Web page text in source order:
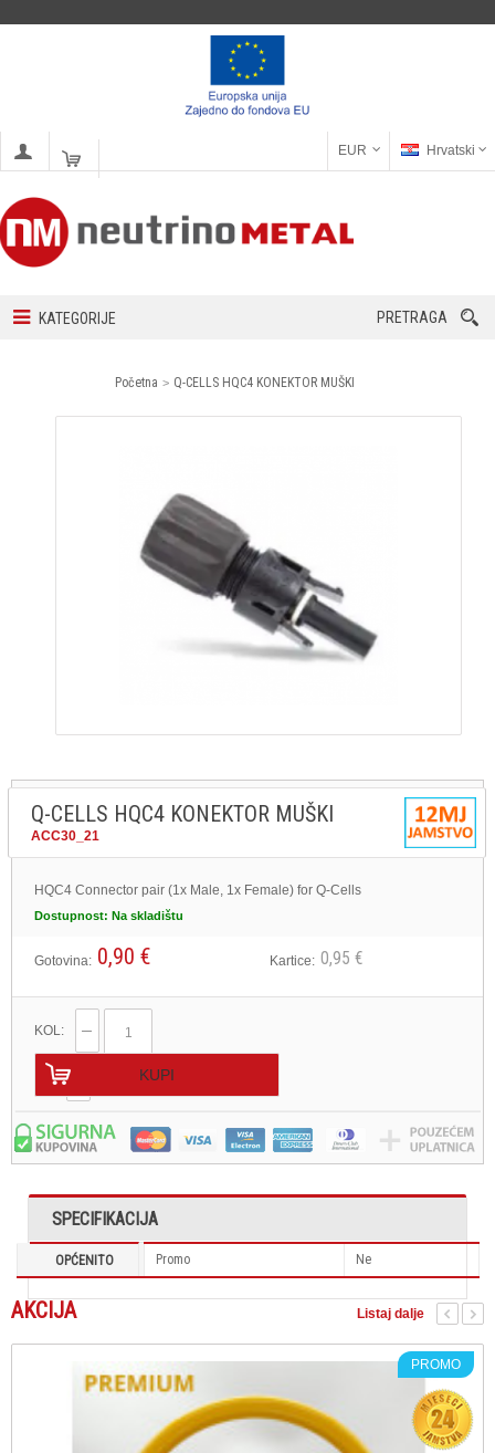
EUR Hrvatski
KATEGORIJE PRETRAGA
Početna Q-CELLS HQC4 KONEKTOR MUŠKI
Q-CELLS HQC4 KONEKTOR MUŠKI
ACC30_21
HQC4 Connector pair (1x Male, 1x Female) for Q-Cells
Dostupnost: Na skladištu
Gotovina: 0,90 € Kartice: 0,95 €
KOL:
KUPI
SPECIFIKACIJA
OPĆENITO Promo Ne
AKCIJA Listaj dalje
PROMO